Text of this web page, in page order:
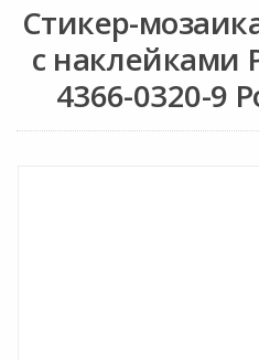
Стикер-
с наклейками
4366-0320-9